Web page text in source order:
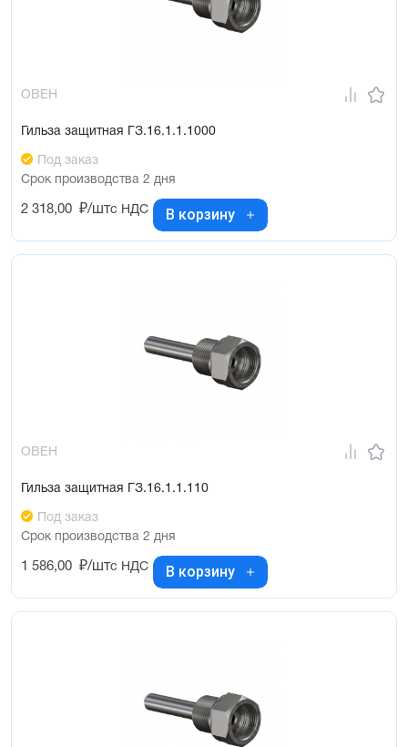
ОВЕН
Гильза защитная ГЗ.16.1.1.1000
Под заказ
Срок производства 2 дня
2 318,00 ₽/штс НДС В корзину
ОВЕН
Гильза защитная ГЗ.16.1.1.110
Под заказ
Срок производства 2 дня
1 586,00 ₽/штс НДС В корзину